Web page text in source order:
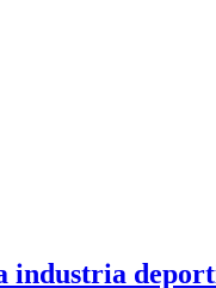
industria